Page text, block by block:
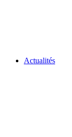
Actualités